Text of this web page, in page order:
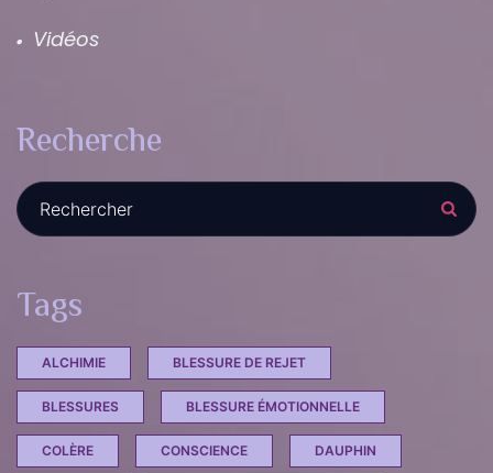
Vidéos
Recherche
Tags
ALCHIMIE BLESSURE DE REJET
BLESSURES BLESSURE ÉMOTIONNELLE
COLÈRE CONSCIENCE DAUPHIN